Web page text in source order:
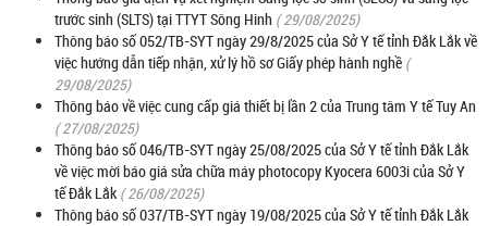
trước sinh (SLTS) tại TTYT Sông Hinh ( 29/08/2025)
Thông báo số 052/TB-SYT ngày 29/8/2025 của Sở Y tế tỉnh Đắk Lắk về
việc hướng dẫn tiếp nhận, xử lý hồ sơ Giấy phép hành nghề (
29/08/2025)
Thông báo về việc cung cấp giá thiết bị lần 2 của Trung tâm Y tế Tuy An
( 27/08/2025)
Thông báo số 046/TB-SYT ngày 25/08/2025 của Sở Y tế tỉnh Đắk Lắk
về việc mời báo giá sửa chữa máy photocopy Kyocera 6003i của Sở Y
tế Đắk Lắk ( 26/08/2025)
Thông báo số 037/TB-SYT ngày 19/08/2025 của Sở Y tế tỉnh Đắk Lắk